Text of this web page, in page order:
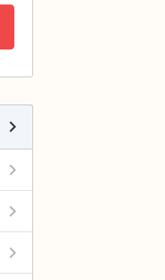
keyboard_arrow_right
keyboard_arrow_right
keyboard_arrow_right
keyboard_arrow_right